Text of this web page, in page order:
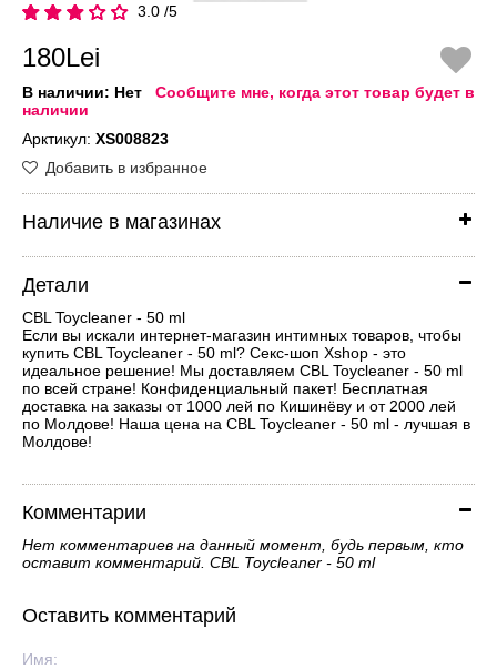
3.0 /5
180Lei
В наличии: Нет
Сообщите мне, когда этот товар будет в
наличии
Арктикул: XS008823
Добавить в избранное
Наличие в магазинах
Детали
CBL Toycleaner - 50 ml
Если вы искали интернет-магазин интимных товаров, чтобы
купить CBL Toycleaner - 50 ml? Секс-шоп Xshop - это
идеальное решение! Мы доставляем CBL Toycleaner - 50 ml
по всей стране! Конфиденциальный пакет! Бесплатная
доставка на заказы от 1000 лей по Кишинёву и от 2000 лей
по Молдове! Наша цена на CBL Toycleaner - 50 ml - лучшая в
Молдове!
Комментарии
Нет комментариев на данный момент, будь первым, кто
оставит комментарий. CBL Toycleaner - 50 ml
Оставить комментарий
Имя: